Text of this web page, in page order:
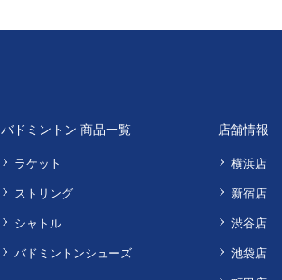
バドミントン 商品一覧
ラケット
ストリング
シャトル
バドミントンシューズ
店舗情報
横浜店
新宿店
渋谷店
池袋店